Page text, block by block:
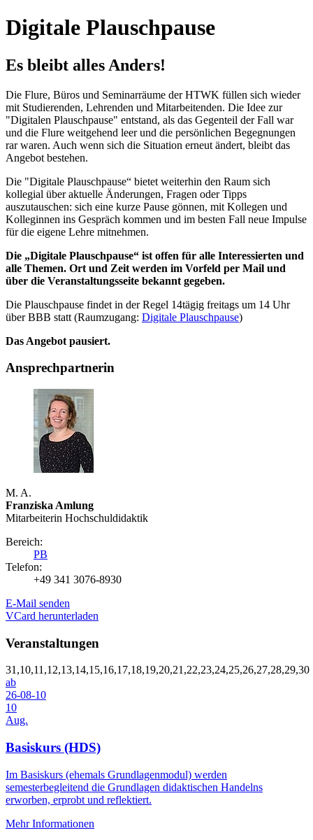
Digitale Plauschpause
Es bleibt alles Anders!
Die Flure, Büros und Seminarräume der HTWK füllen sich wieder
mit Studierenden, Lehrenden und Mitarbeitenden. Die Idee zur
"Digitalen Plauschpause" entstand, als das Gegenteil der Fall war
und die Flure weitgehend leer und die persönlichen Begegnungen
rar waren. Auch wenn sich die Situation erneut ändert, bleibt das
Angebot bestehen.
Die "Digitale Plauschpause“ bietet weiterhin den Raum sich
kollegial über aktuelle Änderungen, Fragen oder Tipps
auszutauschen: sich eine kurze Pause gönnen, mit Kollegen und
Kolleginnen ins Gespräch kommen und im besten Fall neue Impulse
für die eigene Lehre mitnehmen.
Die „Digitale Plauschpause“ ist offen für alle Interessierten und
alle Themen. Ort und Zeit werden im Vorfeld per Mail und
über die Veranstaltungsseite bekannt gegeben.
Die Plauschpause findet in der Regel 14tägig freitags um 14 Uhr
über BBB statt (Raumzugang: Digitale Plauschpause)
Das Angebot pausiert.
Ansprechpartnerin
M. A.
Franziska Amlung
Mitarbeiterin Hochschuldidaktik
Bereich:
PB
Telefon:
+49 341 3076-8930
E-Mail senden
VCard herunterladen
Veranstaltungen
31,10,11,12,13,14,15,16,17,18,19,20,21,22,23,24,25,26,27,28,29,30
ab
26-08-10
10
Aug.
Basiskurs (HDS)
Im Basiskurs (ehemals Grundlagenmodul) werden
semesterbegleitend die Grundlagen didaktischen Handelns
erworben, erprobt und reflektiert.
Mehr Informationen